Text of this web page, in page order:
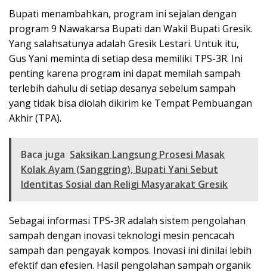
Bupati menambahkan, program ini sejalan dengan
program 9 Nawakarsa Bupati dan Wakil Bupati Gresik.
Yang salahsatunya adalah Gresik Lestari. Untuk itu,
Gus Yani meminta di setiap desa memiliki TPS-3R. Ini
penting karena program ini dapat memilah sampah
terlebih dahulu di setiap desanya sebelum sampah
yang tidak bisa diolah dikirim ke Tempat Pembuangan
Akhir (TPA).
Baca juga Saksikan Langsung Prosesi Masak
Kolak Ayam (Sanggring), Bupati Yani Sebut
Identitas Sosial dan Religi Masyarakat Gresik
Sebagai informasi TPS-3R adalah sistem pengolahan
sampah dengan inovasi teknologi mesin pencacah
sampah dan pengayak kompos. Inovasi ini dinilai lebih
efektif dan efesien. Hasil pengolahan sampah organik